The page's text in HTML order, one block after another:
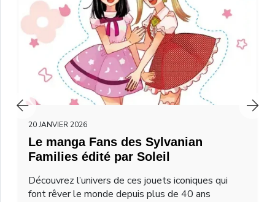
20 JANVIER 2026
Le manga Fans des Sylvanian
Families édité par Soleil
Découvrez l’univers de ces jouets iconiques qui
font rêver le monde depuis plus de 40 ans